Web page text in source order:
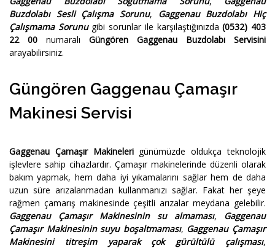
Buzdolabı Sesli Çalışma Sorunu, Gaggenau Buzdolabı Hiç
Çalışmama Sorunugibi sorunlar ile karşılaştığınızda(0532) 403
22 00 numaralı Güngören Gaggenau Buzdolabı Servisini
arayabilirsiniz.
Güngören Gaggenau Çamaşır
Makinesi Servisi
Gaggenau Çamaşır Makinelerigünümüzde oldukça teknolojik
işlevlere sahip cihazlardır. Çamaşır makinelerinde düzenli olarak
bakım yapmak, hem daha iyi yıkamalarını sağlar hem de daha
uzun süre arızalanmadan kullanmanızı sağlar. Fakat her şeye
rağmen çamarış makinesinde çeşitli arızalar meydana gelebilir.
Gaggenau Çamaşır Makinesinin su almaması, Gaggenau
Çamaşır Makinesinin suyu boşaltmaması, Gaggenau Çamaşır
Makinesini titreşim yaparak çok gürültülü çalışması,